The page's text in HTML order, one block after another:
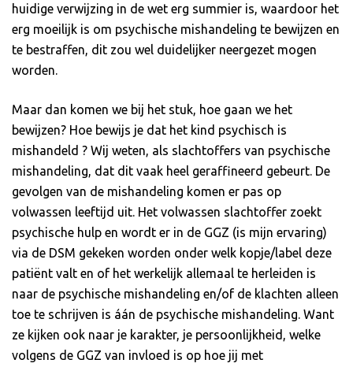
huidige verwijzing in de wet erg summier is, waardoor het
erg moeilijk is om psychische mishandeling te bewijzen en
te bestraffen, dit zou wel duidelijker neergezet mogen
worden.
Maar dan komen we bij het stuk, hoe gaan we het
bewijzen? Hoe bewijs je dat het kind psychisch is
mishandeld ? Wij weten, als slachtoffers van psychische
mishandeling, dat dit vaak heel geraffineerd gebeurt. De
gevolgen van de mishandeling komen er pas op
volwassen leeftijd uit. Het volwassen slachtoffer zoekt
psychische hulp en wordt er in de GGZ (is mijn ervaring)
via de DSM gekeken worden onder welk kopje/label deze
patiënt valt en of het werkelijk allemaal te herleiden is
naar de psychische mishandeling en/of de klachten alleen
toe te schrijven is áán de psychische mishandeling. Want
ze kijken ook naar je karakter, je persoonlijkheid, welke
volgens de GGZ van invloed is op hoe jij met